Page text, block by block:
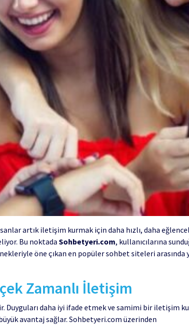
artık iletişim kurmak için daha hızlı, daha
Bu noktada Sohbetyeri.com, kullanıcılarına
öne çıkan en popüler sohbet siteleri arasında
Zamanlı İletişim
Duyguları daha iyi ifade etmek ve samimi bir iletişim
avantaj sağlar. Sohbetyeri.com üzerinden